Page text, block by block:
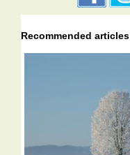
Recommended articles